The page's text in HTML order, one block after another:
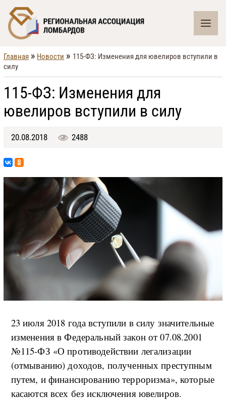
Главная » Новости » 115-ФЗ: Изменения для ювелиров вступили в
силу
115-ФЗ: Изменения для
ювелиров вступили в силу
20.08.2018 2488
23 июля 2018 года вступили в силу значительные
изменения в Федеральный закон от 07.08.2001
№115-ФЗ «О противодействии легализации
(отмыванию) доходов, полученных преступным
путем, и финансированию терроризма», которые
касаются всех без исключения ювелиров.